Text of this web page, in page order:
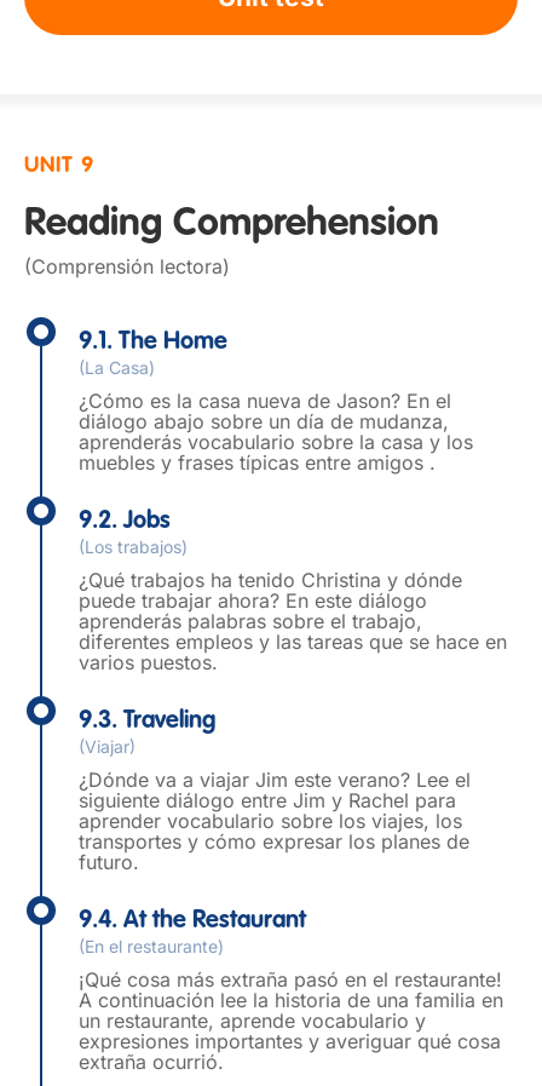
UNIT 9
Reading Comprehension
(Comprensión lectora)
9.1. The Home
(La Casa)
¿Cómo es la casa nueva de Jason? En el
diálogo abajo sobre un día de mudanza,
aprenderás vocabulario sobre la casa y los
muebles y frases típicas entre amigos .
9.2. Jobs
(Los trabajos)
¿Qué trabajos ha tenido Christina y dónde
puede trabajar ahora? En este diálogo
aprenderás palabras sobre el trabajo,
diferentes empleos y las tareas que se hace en
varios puestos.
9.3. Traveling
(Viajar)
¿Dónde va a viajar Jim este verano? Lee el
siguiente diálogo entre Jim y Rachel para
aprender vocabulario sobre los viajes, los
transportes y cómo expresar los planes de
futuro.
9.4. At the Restaurant
(En el restaurante)
¡Qué cosa más extraña pasó en el restaurante!
A continuación lee la historia de una familia en
un restaurante, aprende vocabulario y
expresiones importantes y averiguar qué cosa
extraña ocurrió.